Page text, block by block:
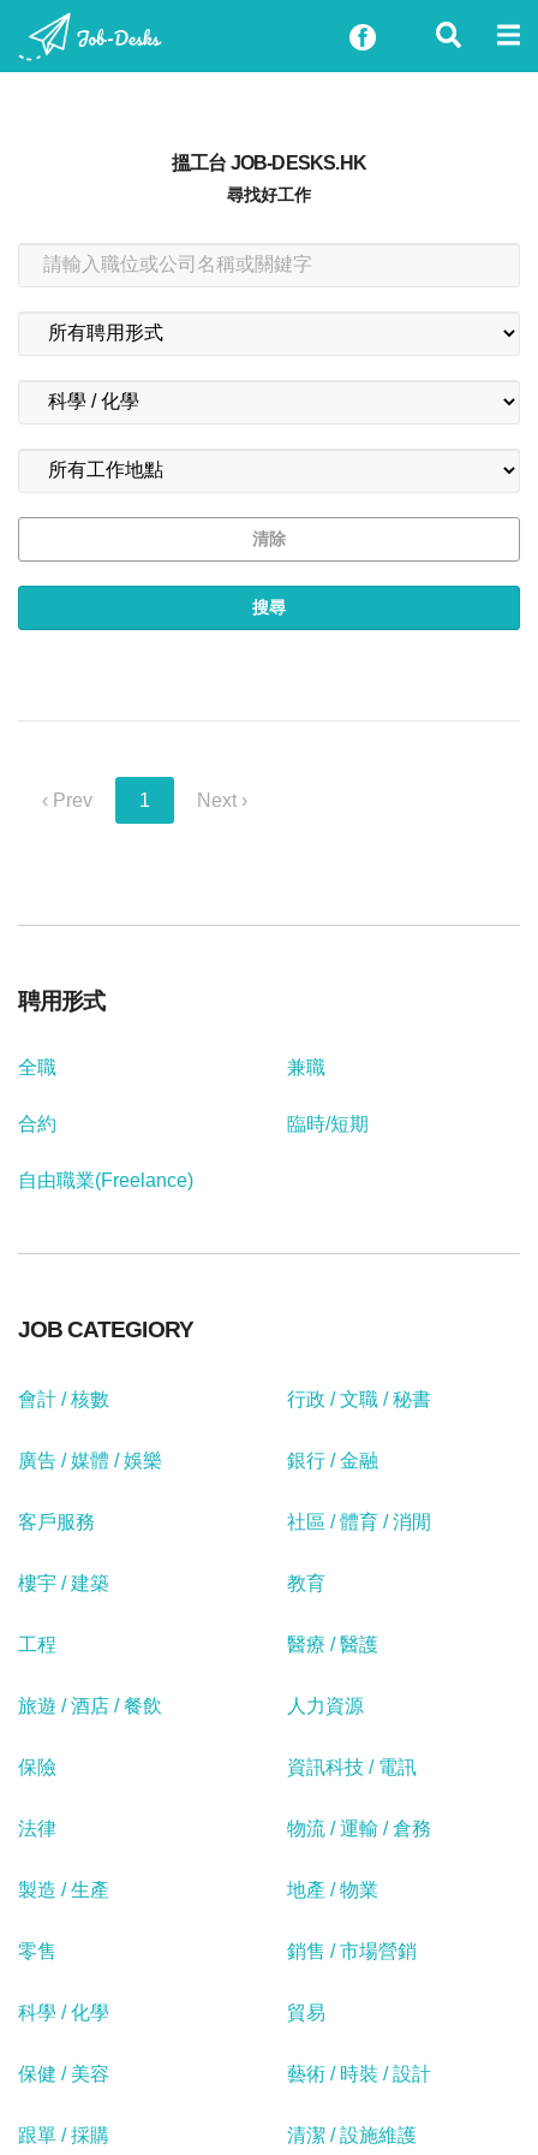
搵工台 JOB-DESKS.HK
尋找好工作
清除
‹ Prev 1 Next ›
聘用形式
全職 兼職
合約 臨時/短期
自由職業(Freelance)
JOB CATEGIORY
會計 / 核數 行政 / 文職 / 秘書
廣告 / 媒體 / 娛樂 銀行 / 金融
客戶服務 社區 / 體育 / 消閒
樓宇 / 建築 教育
工程 醫療 / 醫護
旅遊 / 酒店 / 餐飲 人力資源
保險 資訊科技 / 電訊
法律 物流 / 運輸 / 倉務
製造 / 生產 地產 / 物業
零售 銷售 / 市場營銷
科學 / 化學 貿易
保健 / 美容 藝術 / 時裝 / 設計
跟單 / 採購 清潔 / 設施維護